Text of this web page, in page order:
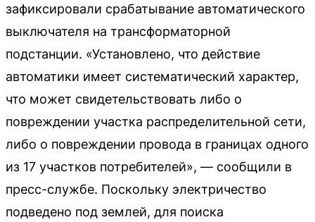
зафиксировали срабатывание автоматического
выключателя на трансформаторной
подстанции. «Установлено, что действие
автоматики имеет систематический характер,
что может свидетельствовать либо о
повреждении участка распределительной сети,
либо о повреждении провода в границах одного
из 17 участков потребителей», — сообщили в
пресс-службе. Поскольку электричество
подведено под землей, для поиска